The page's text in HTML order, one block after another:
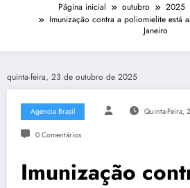
Página inicial outubro 2025
Imunização contra a poliomielite está
Janeiro
quinta-feira, 23 de outubro de 2025
Agencia Brasil Quinta-Feira,
0 Comentários
Imunização